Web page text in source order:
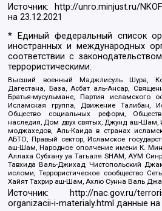
Источник: http://unro.minjust.ru/
на23.12.2021
* Единый федеральный список
иностранных и международных
соответствии с
террористическими:
Высший военный Маджлисуль Шура,
Дагестана, База, Асбат аль-Ансар,
Братья-мусульмане, Партия исламского
Исламская группа, Движение Талибан,
Общество социальных реформ,
наследия, Дом двух святых, Джунд аш-
моджахедов, Аль-Каида в странах
АБТО, Правый сектор, Исламское
аш-Шам, Народное ополчение имени К.
Аллаха Субхану уа Тагьаля SHAM, АУМ
Тавхида Валь-Джихад, Чистопольский
исломи, Террористическое сообщество
Хайят Тахрир аш-Шам, Ахлю Сунна Валь
Источник:
http://nac.gov.ru/
organizacii-i-materialy.html данные